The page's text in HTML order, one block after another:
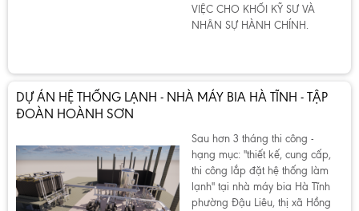
VIỆC CHO KHỐI KỸ SƯ VÀ
NHÂN SỰ HÀNH CHÍNH.
DỰ ÁN HỆ THỐNG LẠNH - NHÀ MÁY BIA HÀ TĨNH - TẬP
ĐOÀN HOÀNH SƠN
Sau hơn 3 tháng thi công -
hạng mục: "thiết kế, cung cấp,
thi công lắp đặt hệ thống làm
lạnh" tại nhà máy bia Hà Tĩnh
phường Đậu Liêu, thị xã Hồng